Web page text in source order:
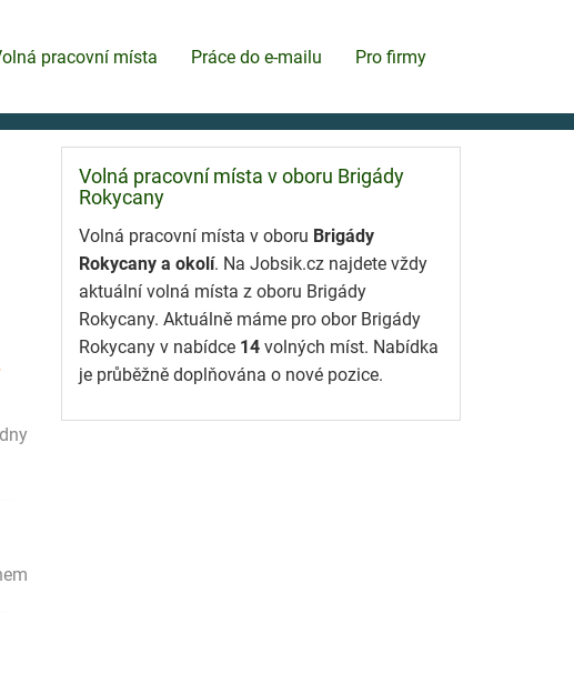
pracovní místa Práce do e-mailu Pro firmy
Volná pracovní místa v oboru Brigády
Rokycany
Volná pracovní místa v oboru Brigády
Rokycany a okolí. Na Jobsik.cz najdete vždy
aktuální volná místa z oboru Brigády
Rokycany. Aktuálně máme pro obor Brigády
Rokycany v nabídce 14 volných míst. Nabídka
je průběžně doplňována o nové pozice.